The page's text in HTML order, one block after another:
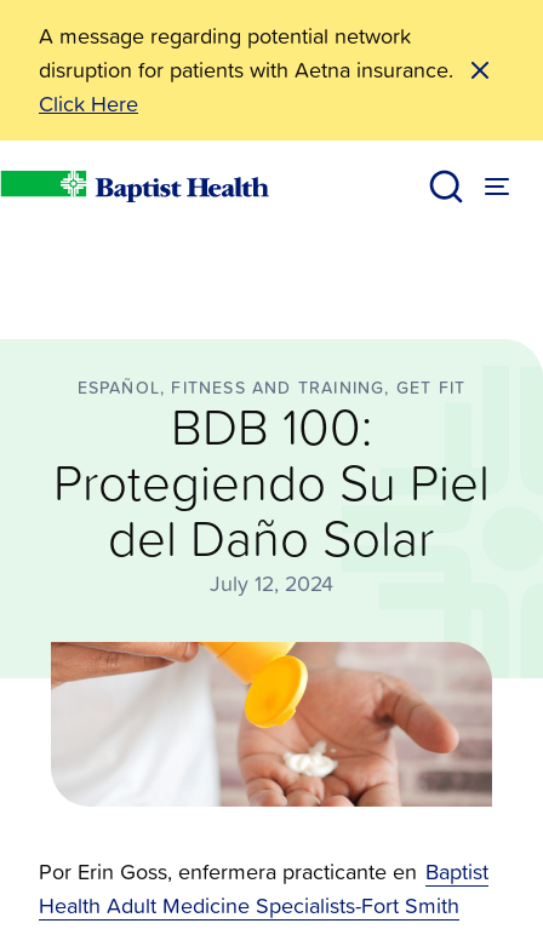
A message regarding potential network
disruption for patients with Aetna insurance.
Click Here
ESPAÑOL, FITNESS AND TRAINING, GET FIT
BDB 100:
Protegiendo Su Piel
del Daño Solar
July 12, 2024
Por Erin Goss, enfermera practicante en Baptist
Health Adult Medicine Specialists-Fort Smith